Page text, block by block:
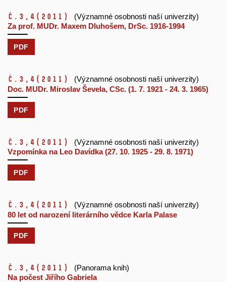
č.3,4 (2011)
(Významné osobnosti naší univerzity)
Za prof. MUDr. Maxem Dluhošem, DrSc. 1916-1994
PDF
č.3,4 (2011)
(Významné osobnosti naší univerzity)
Doc. MUDr. Miroslav Ševela, CSc. (1. 7. 1921 - 24. 3. 1965)
PDF
č.3,4 (2011)
(Významné osobnosti naší univerzity)
Vzpomínka na Leo Davídka (27. 10. 1925 - 29. 8. 1971)
PDF
č.3,4 (2011)
(Významné osobnosti naší univerzity)
80 let od narození literárního vědce Karla Palase
PDF
č.3,4 (2011)
(Panorama knih)
Na počest Jiřího Gabriela